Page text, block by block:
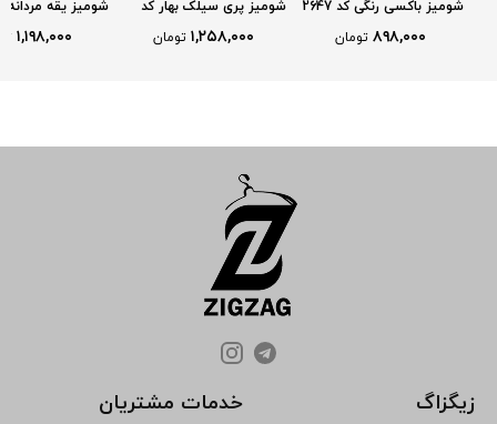
شومیز باکسی رنگی کد 2647
۸۹۸,۰۰۰ تومان
شومیز پری سیلک بهار کد
۱,۲۵۸,۰۰۰ تومان
شومیز یقه مردانه
۱,۱۹۸,۰۰۰
زیگزاگ خدمات مشتریان